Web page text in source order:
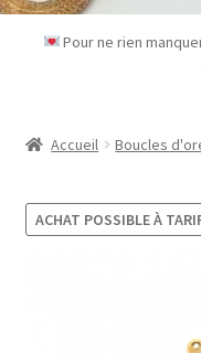
Accueil
Pour ne rien
Accueil Boucles
ACHAT POSSIBLE À